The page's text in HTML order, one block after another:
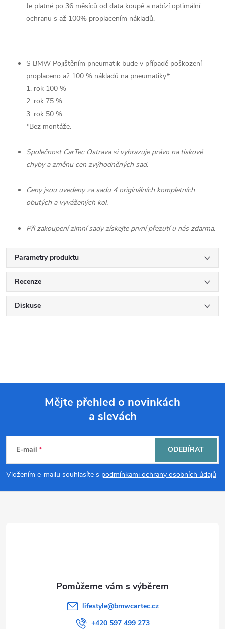
Je platné po 36 měsíců od data koupě a nabízí optimální
ochranu s až 100% proplacením nákladů.
S BMW Pojištěním pneumatik bude v případě poškození
proplaceno až 100 % nákladů na pneumatiky.*
1. rok 100 %
2. rok 75 %
3. rok 50 %
*Bez montáže.
Společnost CarTec Ostrava si vyhrazuje právo na tiskové
chyby a změnu cen zvýhodněných sad.
Ceny jsou uvedeny za sadu 4 originálních kompletních
obutých a vyvážených kol.
Při zakoupení zimní sady získejte první přezutí u nás zdarma.
Parametry produktu
Recenze
Diskuse
p
a
Mějte přehled o novinkách
a slevách
E-mail
Vložením e-mailu souhlasíte s podmínkami ochrany osobních údajů
ODEBÍRAT
lifestyle@bmwcartec.cz
+420 597 499 273